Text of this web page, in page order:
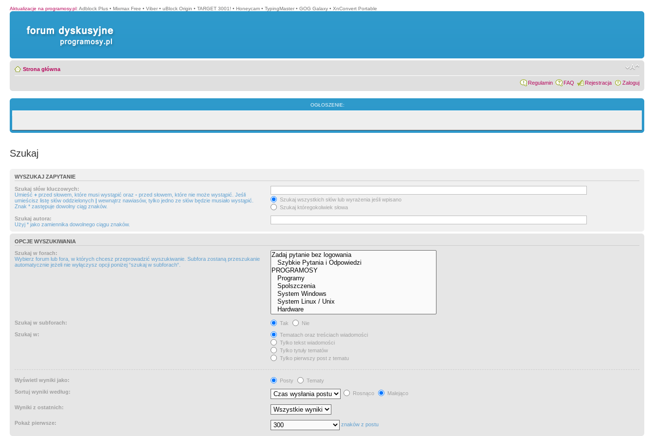
Aktualizacje na programosy.pl: Adblock Plus • Mixmax Free • Viber • uBlock Origin • TARGET 3001! • Honeycam • TypingMaster • GOG Galaxy • XnConvert Portable
Strona główna
Regulamin FAQ Rejestracja Zaloguj
OGŁOSZENIE:
Szukaj
WYSZUKAJ ZAPYTANIE
Szukaj słów kluczowych:
Umieść + przed słowem, które musi wystąpić oraz - przed słowem, które nie może wystąpić. Jeśli
umieścisz listę słów oddzielonych | wewnątrz nawiasów, tylko jedno ze słów będzie musiało wystąpić.
Znak * zastępuje dowolny ciąg znaków.
Szukaj wszystkich słów lub wyrażenia jeśli wpisano
Szukaj któregokolwiek słowa
Szukaj autora:
Użyj * jako zamiennika dowolnego ciągu znaków.
OPCJE WYSZUKIWANIA
Szukaj w forach:
Wybierz forum lub fora, w których chcesz przeprowadzić wyszukiwanie. Subfora zostaną przeszukanie
automatycznie jeżeli nie wyłączysz opcji poniżej “szukaj w subforach“.
Szukaj w subforach: Tak
Nie
Szukaj w:
Tematach oraz treściach wiadomości
Tylko tekst wiadomości
Tylko tytuły tematów
Tylko pierwszy post z tematu
Wyświetl wyniki jako: Posty
Tematy
Sortuj wyniki według:
Rosnąco Malejąco
Wyniki z ostatnich:
Pokaż pierwsze: znaków z postu